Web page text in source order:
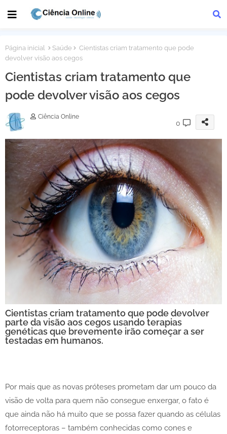
Página inicial Saúde
Cientistas criam tratamento que pode
devolver visão aos cegos
Cientistas criam tratamento que
pode devolver visão aos cegos
Ciência Online
0
Cientistas criam tratamento que pode devolver
parte da visão aos cegos usando terapias
genéticas que brevemente irão começar a ser
testadas em humanos.
Por mais que as novas próteses prometam dar um pouco da
visão de volta para quem não consegue enxergar, o fato é
que ainda não há muito que se possa fazer quando as células
fotorreceptoras – também conhecidas como cones e